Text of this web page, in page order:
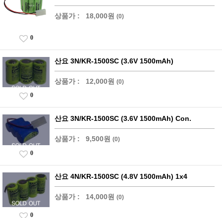
상품가 : 18,000원 (0)
0
산요 3N/KR-1500SC (3.6V 1500mAh)
상품가 : 12,000원 (0)
0
산요 3N/KR-1500SC (3.6V 1500mAh) Con.
상품가 : 9,500원 (0)
0
산요 4N/KR-1500SC (4.8V 1500mAh) 1x4
상품가 : 14,000원 (0)
0